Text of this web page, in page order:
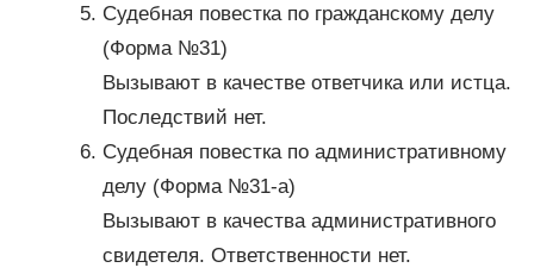
Судебная повестка по гражданскому делу
(Форма №31)
Вызывают в качестве ответчика или истца.
Последствий нет.
Судебная повестка по административному
делу (Форма №31-а)
Вызывают в качества административного
свидетеля. Ответственности нет.